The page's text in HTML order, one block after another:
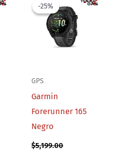
-25%
-25%
GPS
Garmin
Forerunner 165
Negro
$5,199.00